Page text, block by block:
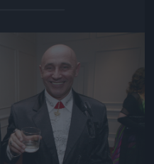
kép!